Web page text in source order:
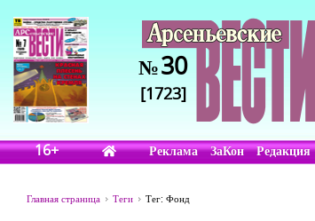
№30
[1723]
16+ Реклама ЗаКон Редакция
Главная страница Теги Тег: Фонд